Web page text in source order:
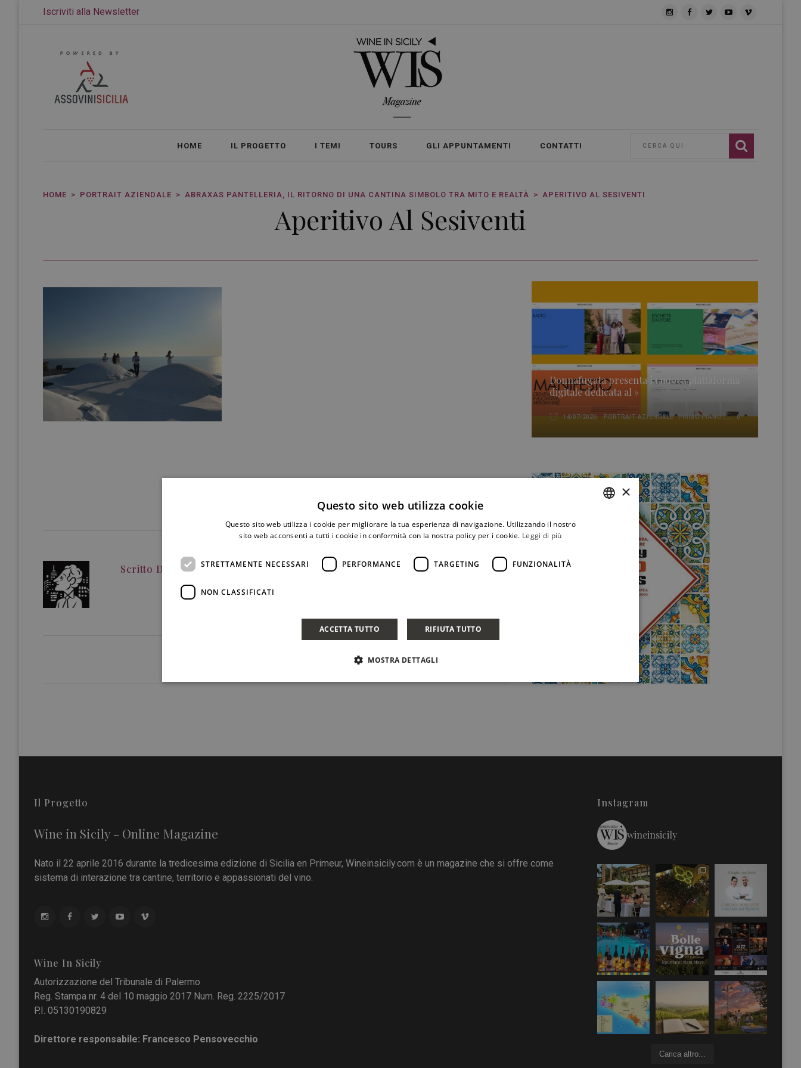
Iscriviti alla Newsletter
HOME IL PROGETTO I TEMI TOURS GLI APPUNTAMENTI CONTATTI
HOME PORTRAIT AZIENDALE ABRAXAS PANTELLERIA, IL RITORNO DI UNA CANTINA SIMBOLO TRA MITO E REALTÀ APERITIVO AL SESIVENTI
Aperitivo Al Sesiventi
Scritto Da Redazione
Donnafugata presenta la nuova piattaforma
digitale dedicata al »
14/07/2026 PORTRAIT AZIENDALE,PRIMO PIANO 0
Il Progetto
Wine in Sicily - Online Magazine
Nato il 22 aprile 2016 durante la tredicesima edizione di Sicilia en Primeur, Wineinsicily.com è un magazine che si offre come
sistema di interazione tra cantine, territorio e appassionati del vino.
Wine In Sicily
Autorizzazione del Tribunale di Palermo
Reg. Stampa nr. 4 del 10 maggio 2017 Num. Reg. 2225/2017
P.I. 05130190829
Direttore responsabile: Francesco Pensovecchio
Instagram
wineinsicily
Carica altro...
×
Questo sito web utilizza cookie
Questo sito web utilizza i cookie per migliorare la tua esperienza di navigazione. Utilizzando il nostro
sito web acconsenti a tutti i cookie in conformità con la nostra policy per i cookie. Leggi di più
STRETTAMENTE NECESSARI PERFORMANCE TARGETING FUNZIONALITÀ
NON CLASSIFICATI
ACCETTA TUTTO RIFIUTA TUTTO
MOSTRA DETTAGLI